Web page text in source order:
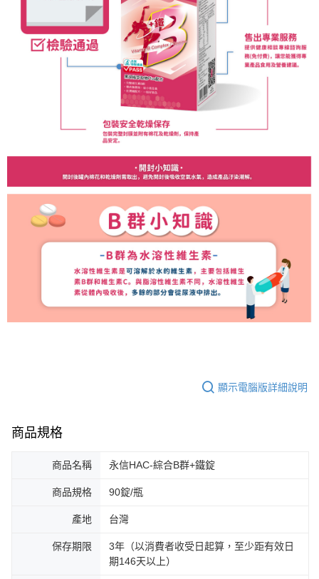
顯示電腦版詳細說明
商品規格
商品名稱 永信HAC-綜合B群+鐵錠
商品規格 90錠/瓶
產地 台灣
保存期限
3年（以消費者收受日起算，至少距有效日
期146天以上）